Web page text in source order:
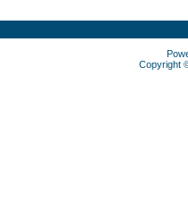
Copyright